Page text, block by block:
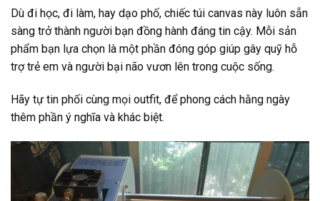
Dù đi học, đi làm, hay dạo phố, chiếc túi canvas này luôn sẵn
sàng trở thành người bạn đồng hành đáng tin cậy. Mỗi sản
phẩm bạn lựa chọn là một phần đóng góp giúp gây quỹ hỗ
trợ trẻ em và người bại não vươn lên trong cuộc sống.
Hãy tự tin phối cùng mọi outfit, để phong cách hằng ngày
thêm phần ý nghĩa và khác biệt.